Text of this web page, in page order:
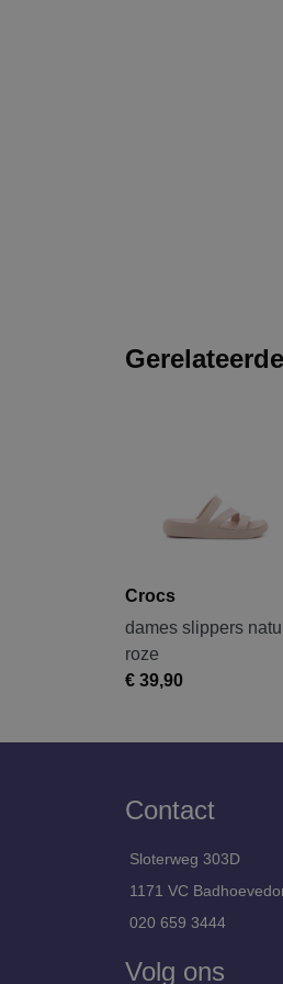
Crocs
dames slippers
roze
€ 39,90
Contact
Sloterweg 303D
1171 VC
020 659 3444
Volg ons